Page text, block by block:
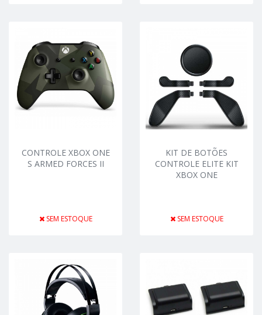
CONTROLE XBOX ONE
S ARMED FORCES II
SEM ESTOQUE
KIT DE BOTÕES
CONTROLE ELITE KIT
XBOX ONE
SEM ESTOQUE